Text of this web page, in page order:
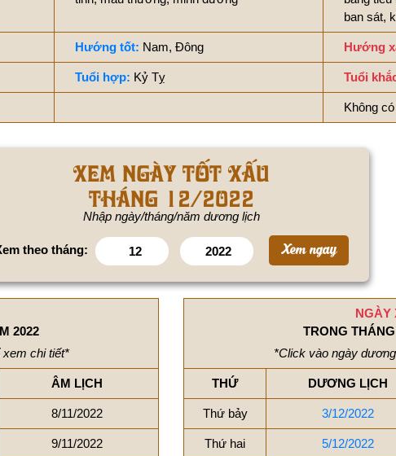
ban sát,
Hướng tốt: Nam, Đông Hướng
Tuổi hợp: Kỷ Tỵ Tuổi
Không có
Xem ngày tốt xấu
tháng 12/2022
Nhập ngày/tháng/năm dương lịch
theo tháng:
2022
chi tiết*
ÂM LỊCH
8/11/2022
9/11/2022
NGÀY
TRONG
*Click vào ngày
THỨ DƯƠNG LỊCH
Thứ bảy 3/12/2022
Thứ hai 5/12/2022